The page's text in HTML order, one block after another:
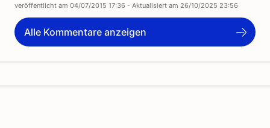
veröffentlicht am 04/07/2015 17:36 - Aktualisiert am 26/10/2025 23:56
Alle Kommentare anzeigen